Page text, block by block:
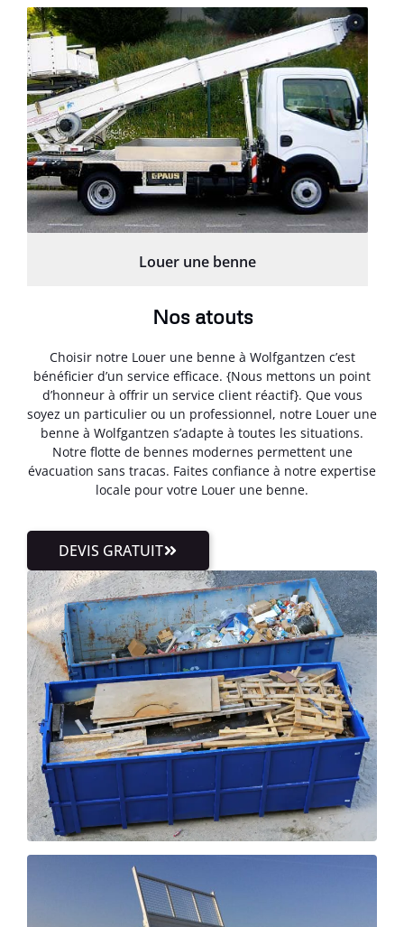
Louer une benne
Nos atouts
Choisir notre Louer une benne à Wolfgantzen c’est
bénéficier d’un service efficace. {Nous mettons un point
d’honneur à offrir un service client réactif}. Que vous
soyez un particulier ou un professionnel, notre Louer une
benne à Wolfgantzen s’adapte à toutes les situations.
Notre flotte de bennes modernes permettent une
évacuation sans tracas. Faites confiance à notre expertise
locale pour votre Louer une benne.
DEVIS GRATUIT